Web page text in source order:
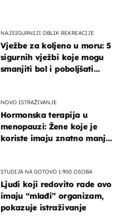
NAJSIGURNIJI OBLIK REKREACIJE
Vježbe za koljeno u moru: 5
sigurnih vježbi koje mogu
smanjiti bol i poboljšati
NOVO ISTRAŽIVANJE
Hormonska terapija u
menopauzi: Žene koje je
koriste imaju znatno manji
STUDIJA NA GOTOVO 1.900 OSOBA
Ljudi koji redovito rade ovo
imaju “mlađi” organizam,
pokazuje istraživanje